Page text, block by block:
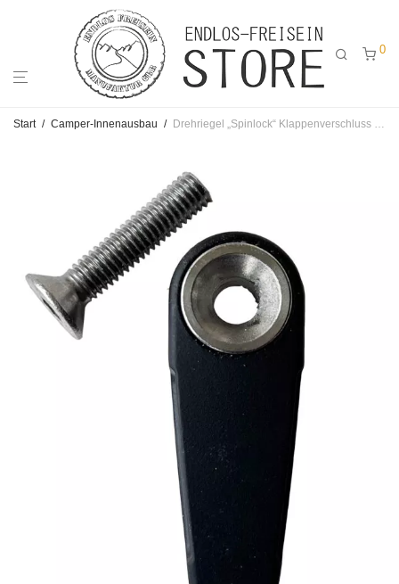
0
Start / Camper-Innenausbau / Drehriegel „Spinlock“ Klappenverschluss mit Rastfunktion